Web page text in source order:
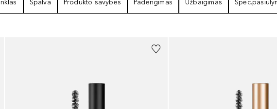
Spalva Produkto savybės Padengimas Užbaigimas